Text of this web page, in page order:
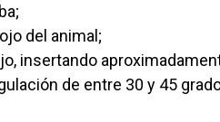
del animal;
insertando
de entre 30 y 45